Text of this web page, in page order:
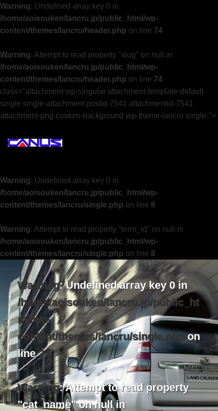
Warning: Undefined array key 0 in
/home/aoisouken/lancru.jp/public_html/wp-
content/themes/lancru/header.php on line 74
Warning: Attempt to read property "slug" on null in
/home/aoisouken/lancru.jp/public_html/wp-
content/themes/lancru/header.php on line 74
class="attachment wp-singular attachment-template-default
single single-attachment postid-7541 attachmentid-7541
attachment-png custom-background wp-theme-lancru single-">
Warning: Undefined array key 0 in
/home/aoisouken/lancru.jp/public_html/wp-
content/themes/lancru/single.php on line 8
Warning: Attempt to read property "term_id" on null in
/home/aoisouken/lancru.jp/public_html/wp-
content/themes/lancru/single.php on line 8
Warning: Undefined array key 0 in
/home/aoisouken/lancru.jp/public_ht
ml/wp-
content/themes/lancru/single.phpon
line23
Warning: Attempt to read property
"cat_name" on null in